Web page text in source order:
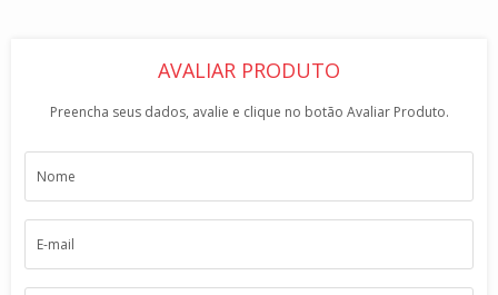
AVALIAR PRODUTO
Preencha seus dados, avalie e clique no botão Avaliar Produto.